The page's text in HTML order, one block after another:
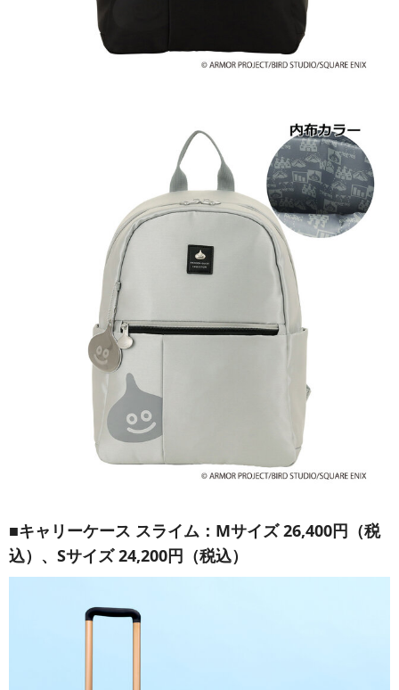
■キャリーケース スライム：Mサイズ 26,400円（税
込）、Sサイズ 24,200円（税込）